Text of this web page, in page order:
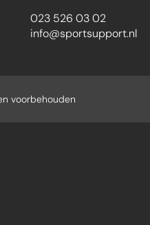
023 526 03 02
info@sportsupport.nl
voorbehouden